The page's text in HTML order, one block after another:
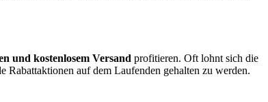
und kostenlosem Versand profitieren. Oft lohnt sich die
auf dem Laufenden gehalten zu werden.